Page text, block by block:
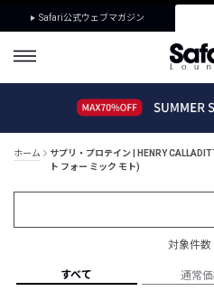
Safari公式ウェブマガジン
ホーム
サプリ・プロテイン | HENRY
ト フォー ミック モト)
対象件数
すべて 通常